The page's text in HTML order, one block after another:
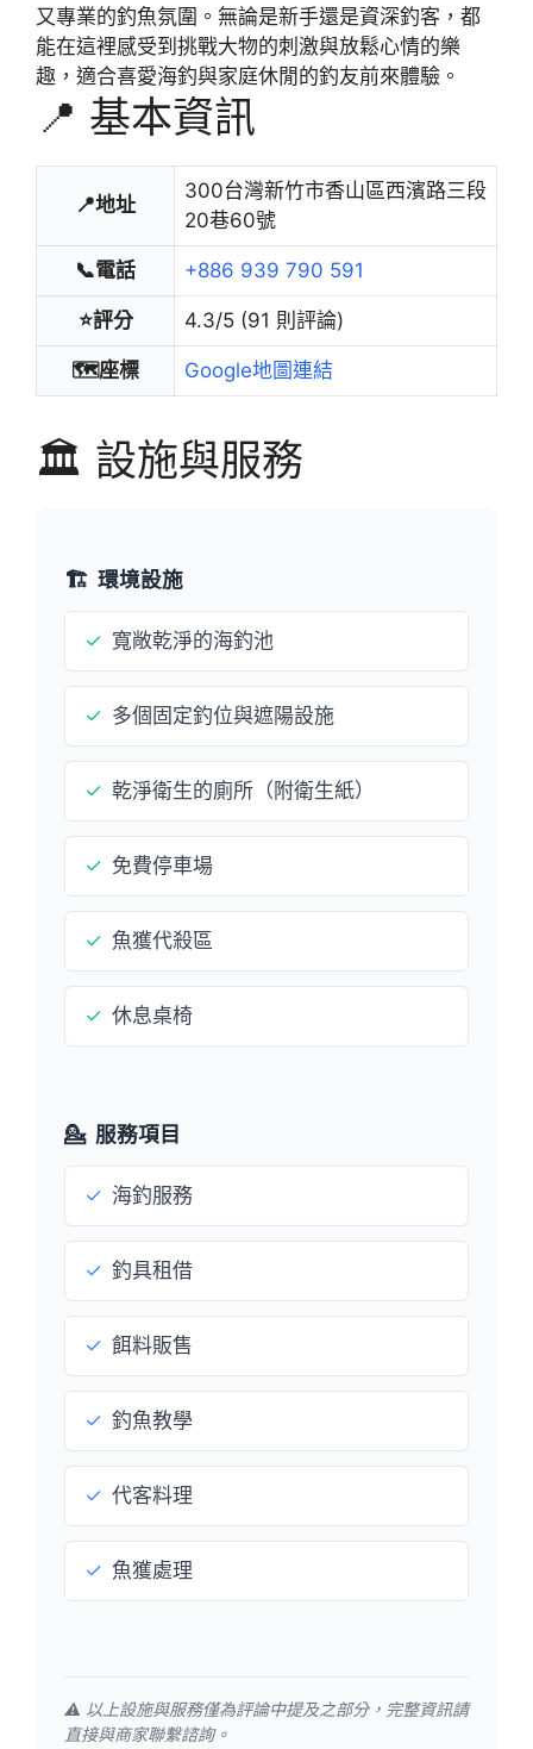
又專業的釣魚氛圍。無論是新手還是資深釣客，都
能在這裡感受到挑戰大物的刺激與放鬆心情的樂
趣，適合喜愛海釣與家庭休閒的釣友前來體驗。
📍 基本資訊
📍地址
300台灣新竹市香山區西濱路三段
20巷60號
📞電話 +886 939 790 591
⭐評分 4.3/5 (91 則評論)
🗺️座標 Google地圖連結
🏛️ 設施與服務
🏗️ 環境設施
✓ 寬敞乾淨的海釣池
✓ 多個固定釣位與遮陽設施
✓ 乾淨衛生的廁所（附衛生紙）
✓ 免費停車場
✓ 魚獲代殺區
✓ 休息桌椅
💁 服務項目
✓ 海釣服務
✓ 釣具租借
✓ 餌料販售
✓ 釣魚教學
✓ 代客料理
✓ 魚獲處理
⚠️ 以上設施與服務僅為評論中提及之部分，完整資訊請
直接與商家聯繫諮詢。